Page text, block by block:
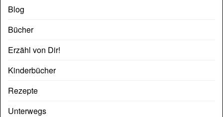
Blog
Bücher
Erzähl von Dir!
Kinderbücher
Rezepte
Unterwegs